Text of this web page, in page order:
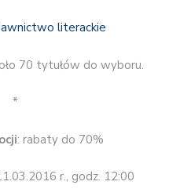
70 tytułów do wyboru.
*
: rabaty do 70%
r., godz. 12:00